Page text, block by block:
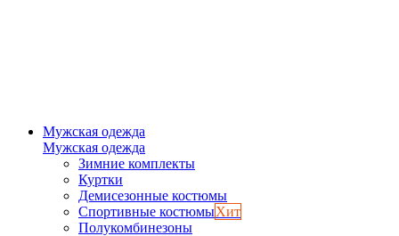
Мужская одежда
Мужская одежда
Зимние комплекты
Куртки
Демисезонные костюмы
Спортивные костюмыХит
Полукомбинезоны